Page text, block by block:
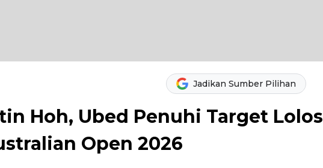
Jadikan Sumber Pilihan
Hoh, Ubed Penuhi Target Lolos
Open 2026